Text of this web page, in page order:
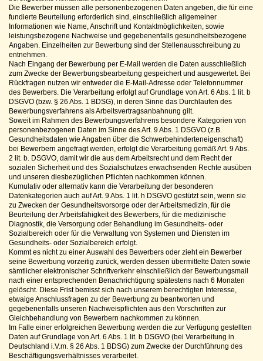
Die Bewerber müssen alle personenbezogenen Daten angeben, die für eine
fundierte Beurteilung erforderlich sind, einschließlich allgemeiner
Informationen wie Name, Anschrift und Kontaktmöglichkeiten, sowie
leistungsbezogene Nachweise und gegebenenfalls gesundheitsbezogene
Angaben. Einzelheiten zur Bewerbung sind der Stellenausschreibung zu
entnehmen.
Nach Eingang der Bewerbung per E-Mail werden die Daten ausschließlich
zum Zwecke der Bewerbungsbearbeitung gespeichert und ausgewertet. Bei
Rückfragen nutzen wir entweder die E-Mail-Adresse oder Telefonnummer
des Bewerbers. Die Verarbeitung erfolgt auf Grundlage von Art. 6 Abs. 1 lit. b
DSGVO (bzw. § 26 Abs. 1 BDSG), in deren Sinne das Durchlaufen des
Bewerbungsverfahrens als Arbeitsvertragsanbahnung gilt.
Soweit im Rahmen des Bewerbungsverfahrens besondere Kategorien von
personenbezogenen Daten im Sinne des Art. 9 Abs. 1 DSGVO (z.B.
Gesundheitsdaten wie Angaben über die Schwerbehinderteneigenschaft)
bei Bewerbern angefragt werden, erfolgt die Verarbeitung gemäß Art. 9 Abs.
2 lit. b. DSGVO, damit wir die aus dem Arbeitsrecht und dem Recht der
sozialen Sicherheit und des Sozialschutzes erwachsenden Rechte ausüben
und unseren diesbezüglichen Pflichten nachkommen können.
Kumulativ oder alternativ kann die Verarbeitung der besonderen
Datenkategorien auch auf Art. 9 Abs. 1 lit. h DSGVO gestützt sein, wenn sie
zu Zwecken der Gesundheitsvorsorge oder der Arbeitsmedizin, für die
Beurteilung der Arbeitsfähigkeit des Bewerbers, für die medizinische
Diagnostik, die Versorgung oder Behandlung im Gesundheits- oder
Sozialbereich oder für die Verwaltung von Systemen und Diensten im
Gesundheits- oder Sozialbereich erfolgt.
Kommt es nicht zu einer Auswahl des Bewerbers oder zieht ein Bewerber
seine Bewerbung vorzeitig zurück, werden dessen übermittelte Daten sowie
sämtlicher elektronischer Schriftverkehr einschließlich der Bewerbungsmail
nach einer entsprechenden Benachrichtigung spätestens nach 6 Monaten
gelöscht. Diese Frist bemisst sich nach unserem berechtigten Interesse,
etwaige Anschlussfragen zu der Bewerbung zu beantworten und
gegebenenfalls unseren Nachweispflichten aus den Vorschriften zur
Gleichbehandlung von Bewerbern nachkommen zu können.
Im Falle einer erfolgreichen Bewerbung werden die zur Verfügung gestellten
Daten auf Grundlage von Art. 6 Abs. 1 lit. b DSGVO (bei Verarbeitung in
Deutschland i.V.m. § 26 Abs. 1 BDSG) zum Zwecke der Durchführung des
Beschäftigungsverhältnisses verarbeitet.